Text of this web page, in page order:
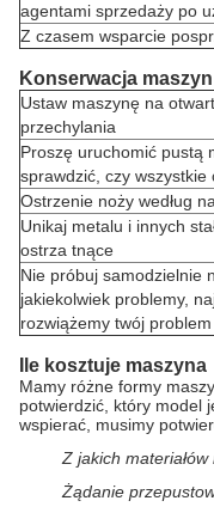
agentami sprzedaży po
Z czasem wsparcie
Konserwacja maszyn
Ustaw maszynę na
przechylania
Proszę uruchomić pustą
sprawdzić, czy wszystkie
Ostrzenie noży według
Unikaj metalu i innych
ostrza tnące
Nie próbuj samodzielnie
jakiekolwiek problemy,
rozwiążemy twój
Ile kosztuje maszyna
Mamy różne formy
potwierdzić, który model
wspierać, musimy
Z jakich
Żądanie